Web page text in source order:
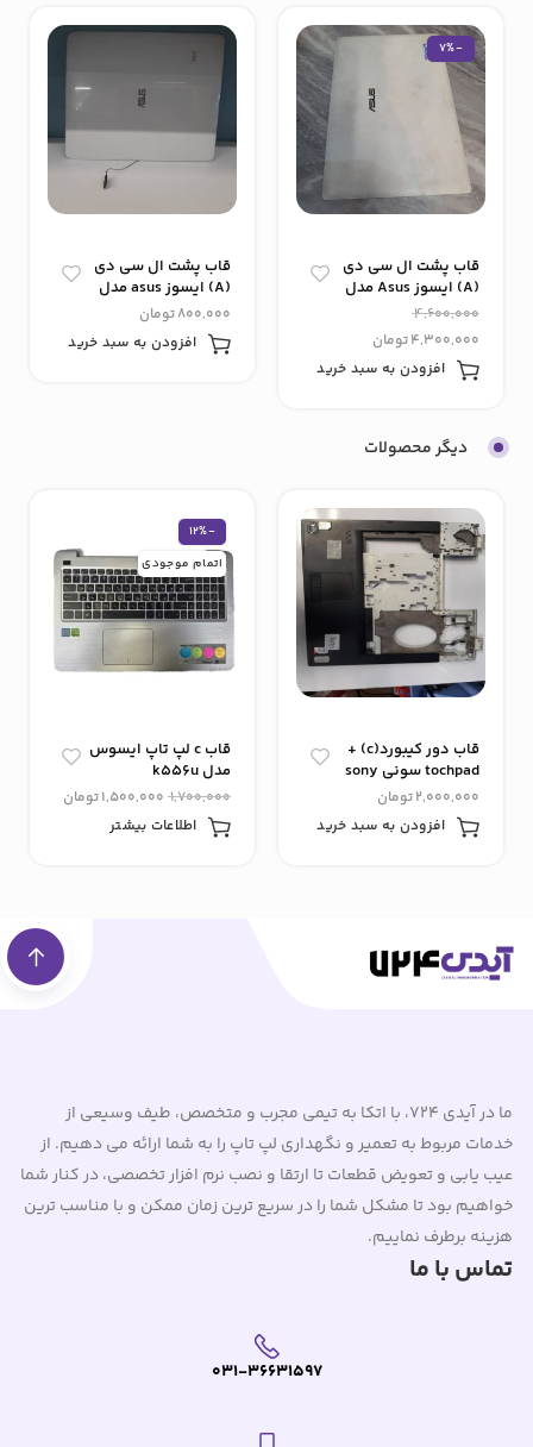
-7%
قاب پشت ال سی دی
(A) ایسوز Asus مدل
Eee PC x 101ch
4,600,000
4,300,000تومان
افزودن به سبد خرید
قاب پشت ال سی دی
(A) ایسوز asus مدل
x556
800,000تومان
افزودن به سبد خرید
دیگر محصولات
قاب دور کیبورد(c) +
tochpad سونی sony
مدل vgn_FZ490
2,000,000تومان
افزودن به سبد خرید
-12%
اتمام موجودی
قاب c لپ تاپ ایسوس
مدل k556u
1,700,000
1,500,000تومان
اطلاعات بیشتر
ما در آیدی 724، با اتکا به تیمی مجرب و متخصص، طیف وسیعی از
خدمات مربوط به تعمیر و نگهداری لپ تاپ را به شما ارائه می دهیم. از
عیب یابی و تعویض قطعات تا ارتقا و نصب نرم افزار تخصصی، در کنار شما
خواهیم بود تا مشکل شما را در سریع ترین زمان ممکن و با مناسب ترین
هزینه برطرف نماییم.
تماس با ما
031-36631597